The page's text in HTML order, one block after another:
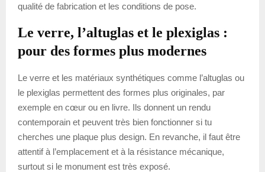
qualité de fabrication et les conditions de pose.
Le verre, l’altuglas et le plexiglas :
pour des formes plus modernes
Le verre et les matériaux synthétiques comme l’altuglas ou
le plexiglas permettent des formes plus originales, par
exemple en cœur ou en livre. Ils donnent un rendu
contemporain et peuvent très bien fonctionner si tu
cherches une plaque plus design. En revanche, il faut être
attentif à l’emplacement et à la résistance mécanique,
surtout si le monument est très exposé.